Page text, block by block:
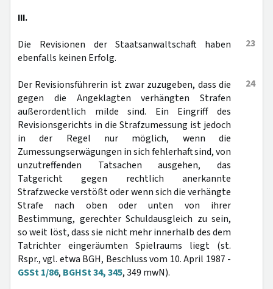
III.
23
Die Revisionen der Staatsanwaltschaft haben
ebenfalls keinen Erfolg.
24
Der Revisionsführerin ist zwar zuzugeben, dass die
gegen die Angeklagten verhängten Strafen
außerordentlich milde sind. Ein Eingriff des
Revisionsgerichts in die Strafzumessung ist jedoch
in der Regel nur möglich, wenn die
Zumessungserwägungen in sich fehlerhaft sind, von
unzutreffenden Tatsachen ausgehen, das
Tatgericht gegen rechtlich anerkannte
Strafzwecke verstößt oder wenn sich die verhängte
Strafe nach oben oder unten von ihrer
Bestimmung, gerechter Schuldausgleich zu sein,
so weit löst, dass sie nicht mehr innerhalb des dem
Tatrichter eingeräumten Spielraums liegt (st.
Rspr., vgl. etwa BGH, Beschluss vom 10. April 1987 -
GSSt 1/86, BGHSt 34, 345, 349 mwN).